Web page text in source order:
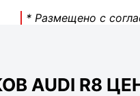
* Размещено с
AUDI R8